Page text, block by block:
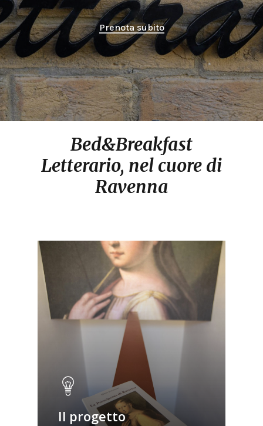
Prenota subito
Bed&Breakfast
Letterario, nelcuore di
Ravenna
Il progetto